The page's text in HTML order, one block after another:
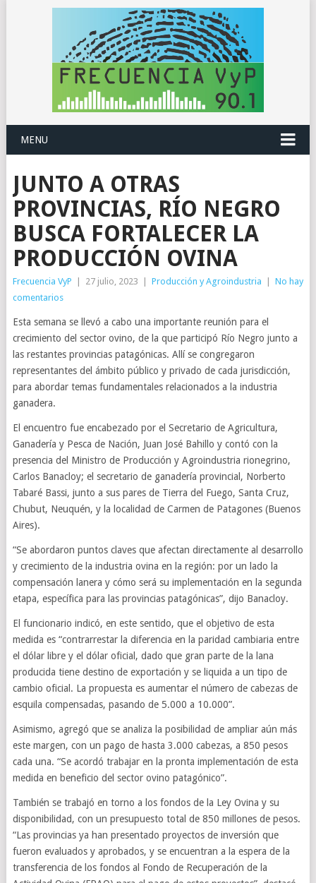
MENU
JUNTO A OTRAS
PROVINCIAS, RÍO NEGRO
BUSCA FORTALECER LA
PRODUCCIÓN OVINA
Frecuencia VyP 27 julio, 2023 Producción y Agroindustria
No hay
comentarios
Esta semana se llevó a cabo una importante reunión para el
crecimiento del sector ovino, de la que participó Río Negro junto a
las restantes provincias patagónicas. Allí se congregaron
representantes del ámbito público y privado de cada jurisdicción,
para abordar temas fundamentales relacionados a la industria
ganadera.
El encuentro fue encabezado por el Secretario de Agricultura,
Ganadería y Pesca de Nación, Juan José Bahillo y contó con la
presencia del Ministro de Producción y Agroindustria rionegrino,
Carlos Banacloy; el secretario de ganadería provincial, Norberto
Tabaré Bassi, junto a sus pares de Tierra del Fuego, Santa Cruz,
Chubut, Neuquén, y la localidad de Carmen de Patagones (Buenos
Aires).
“Se abordaron puntos claves que afectan directamente al desarrollo
y crecimiento de la industria ovina en la región: por un lado la
compensación lanera y cómo será su implementación en la segunda
etapa, específica para las provincias patagónicas”, dijo Banacloy.
El funcionario indicó, en este sentido, que el objetivo de esta
medida es “contrarrestar la diferencia en la paridad cambiaria entre
el dólar libre y el dólar oficial, dado que gran parte de la lana
producida tiene destino de exportación y se liquida a un tipo de
cambio oficial. La propuesta es aumentar el número de cabezas de
esquila compensadas, pasando de 5.000 a 10.000”.
Asimismo, agregó que se analiza la posibilidad de ampliar aún más
este margen, con un pago de hasta 3.000 cabezas, a 850 pesos
cada una. “Se acordó trabajar en la pronta implementación de esta
medida en beneficio del sector ovino patagónico”.
También se trabajó en torno a los fondos de la Ley Ovina y su
disponibilidad, con un presupuesto total de 850 millones de pesos.
“Las provincias ya han presentado proyectos de inversión que
fueron evaluados y aprobados, y se encuentran a la espera de la
transferencia de los fondos al Fondo de Recuperación de la